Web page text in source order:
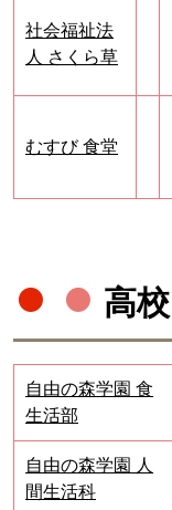
社会福祉法
人 さくら草
むすび 食堂
高校
自由の森学園 食
生活部
自由の森学園 人
間生活科